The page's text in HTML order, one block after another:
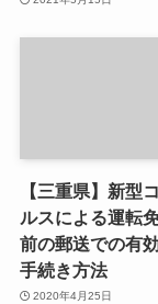
【三重県】新型
ルスによる運転
前の郵送での有
手続き方法
2020年4月25日